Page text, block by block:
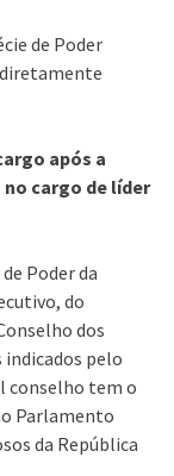
de Poder
diretamente
após a
cargo de líder
Poder da
do
dos
pelo
conselho tem o
Parlamento
da República